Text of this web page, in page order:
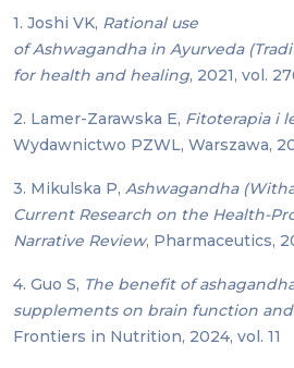
1. Joshi VK, Rational use
of Ashwagandha in Ayurveda
for health and healing, 2021, vol.
2. Lamer-Zarawska E, Fitoterapia i
Wydawnictwo PZWL, Warszawa,
3. Mikulska P, Ashwagandha
Current Research on the Health-
Narrative Review, Pharmaceutics,
4. Guo S, The benefit of
supplements on brain function
Frontiers in Nutrition, 2024, vol. 11